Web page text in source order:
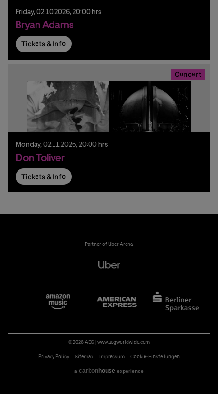
Friday, 02.10.2026, 20:00 hrs
Bryan Adams
Tickets & Info
Concert
Monday, 02.11.2026, 20:00 hrs
Don Toliver
Tickets & Info
Partner of Uber Arena:
© 2026 AEG |www.aegworldwide.com
Privacy Policy Sitemap Impressum Cookie-Einstellungen
a carbonhouse experience